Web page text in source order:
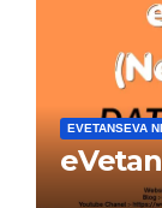
EVETANSEVA